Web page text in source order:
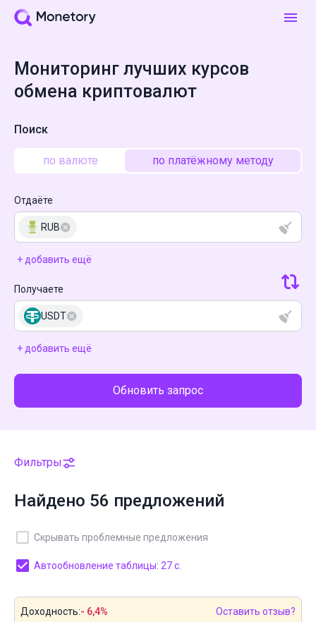
Мониторинг лучших курсов
обмена криптовалют
Поиск
по валюте по платёжному методу
Отдаёте
RUB
+ добавить ещё
Получаете
USDT
+ добавить ещё
Обновить запрос
Фильтры
Найдено 56 предложений
Скрывать проблемные предложения
Автообновление таблицы: 27 с.
Доходность:- 6,4% Оставить отзыв?